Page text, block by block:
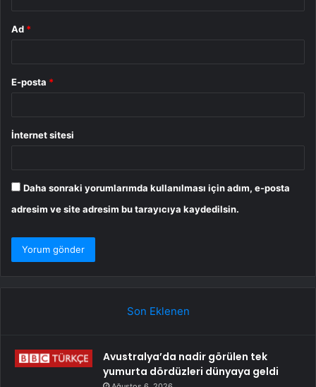
Ad *
E-posta *
İnternet sitesi
Daha sonraki yorumlarımda kullanılması için adım, e-posta
adresim ve site adresim bu tarayıcıya kaydedilsin.
Son Eklenen
Avustralya’da nadir görülen tek
yumurta dördüzleri dünyaya geldi